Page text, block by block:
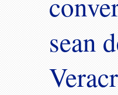
sean